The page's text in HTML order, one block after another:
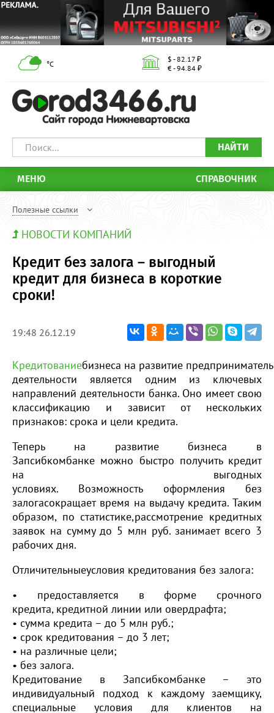
°С
$ - 82.17 ₽
€ - 94.84 ₽
НАЙТИ
МЕНЮ СПРАВОЧНИК
Полезные ссылки
НОВОСТИ КОМПАНИЙ
Кредит без залога – выгодный
кредит для бизнеса в короткие
сроки!
19:48 26.12.19
Кредитованиебизнеса на развитие
деятельности является одним из ключевых
направлений деятельности банка. Оно имеет свою
классификацию и зависит от нескольких
признаков: срока и цели кредита.
Теперь на развитие бизнеса в
Запсибкомбанке можно быстро получить кредит
на выгодных
условиях. Возможность оформления без
залогасокращает время на выдачу кредита. Таким
образом, по статистике,рассмотрение кредитных
заявок на сумму до 5 млн руб. занимает всего 3
рабочих дня.
Отличительныеусловия кредитования без залога:
• предоставляется в форме срочного
кредита, кредитной линии или овердрафта;
• сумма кредита – до 5 млн руб.;
• срок кредитования – до 3 лет;
• на различные цели;
• без залога.
Кредитование в Запсибкомбанке – это
индивидуальный подход к каждому заемщику,
специальные условия для клиентов на